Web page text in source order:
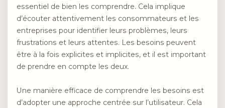
essentiel de bien les comprendre. Cela implique
d’écouter attentivement les consommateurs et les
entreprises pour identifier leurs problèmes, leurs
frustrations et leurs attentes. Les besoins peuvent
être à la fois explicites et implicites, et il est important
de prendre en compte les deux.
Une manière efficace de comprendre les besoins est
d’adopter une approche centrée sur l’utilisateur. Cela